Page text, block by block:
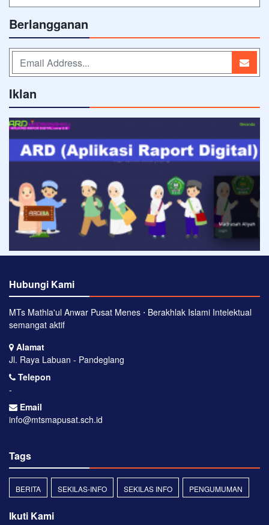
Berlangganan
Iklan
Hubungi Kami
MTs Mathla'ul Anwar Pusat Menes ⋅ Berakhlak Islami Intelektual
semangat aktif
Alamat
Jl. Raya Labuan - Pandeglang
Telepon
-
Email
info@mtsmapusat.sch.id
Tags
BERITA SEKILAS-INFO SEKILAS INFO PENGUMUMAN
Ikuti Kami